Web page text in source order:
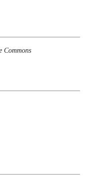
Commons